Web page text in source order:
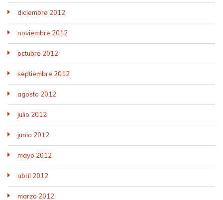
diciembre 2012
noviembre 2012
octubre 2012
septiembre 2012
agosto 2012
julio 2012
junio 2012
mayo 2012
abril 2012
marzo 2012